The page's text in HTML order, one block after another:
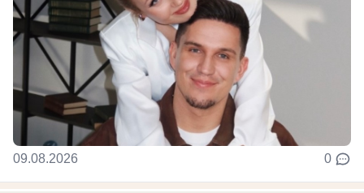
09.08.2026 0